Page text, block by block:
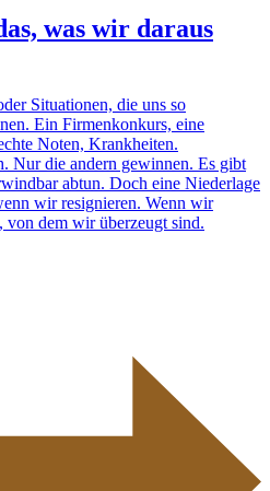
was wir daraus
Situationen, die uns so
Ein Firmenkonkurs, eine
Noten, Krankheiten.
Nur die andern gewinnen. Es gibt
abtun. Doch eine Niederlage
wir resignieren. Wenn wir
von dem wir überzeugt sind.